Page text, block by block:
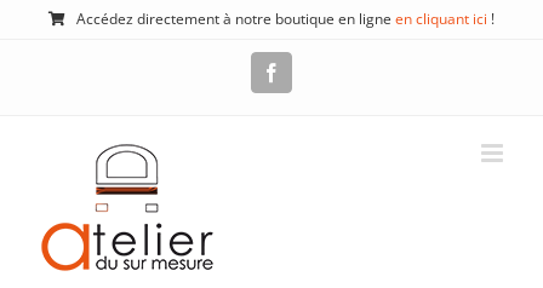
Passer
Accédez directement à notre boutique en ligne en cliquant ici !